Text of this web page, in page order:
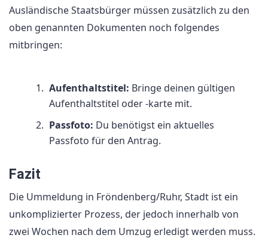
Ausländische Staatsbürger müssen zusätzlich zu den
oben genannten Dokumenten noch folgendes
mitbringen:
Aufenthaltstitel: Bringe deinen gültigen
Aufenthaltstitel oder -karte mit.
Passfoto: Du benötigst ein aktuelles
Passfoto für den Antrag.
Fazit
Die Ummeldung in Fröndenberg/Ruhr, Stadt ist ein
unkomplizierter Prozess, der jedoch innerhalb von
zwei Wochen nach dem Umzug erledigt werden muss.